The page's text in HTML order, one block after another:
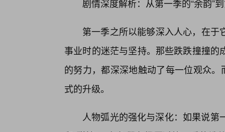
剧情深度解析：从第一季的“余韵”
第一季之所以能够深入人心，在
事业时的迷茫与坚持。那些跌跌撞撞
的努力，都深深地触动了每一位观众
式的升级。
人物弧光的强化与深化：如果说第